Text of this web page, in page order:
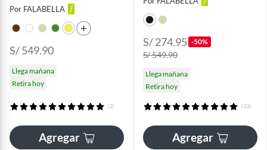
Por FALABELLA
S/ 549.90
Llega mañana
Retira hoy
(2)
Agregar
S/ 274.95 -50%
S/ 549.90
Llega mañana
Retira hoy
(10)
Agregar